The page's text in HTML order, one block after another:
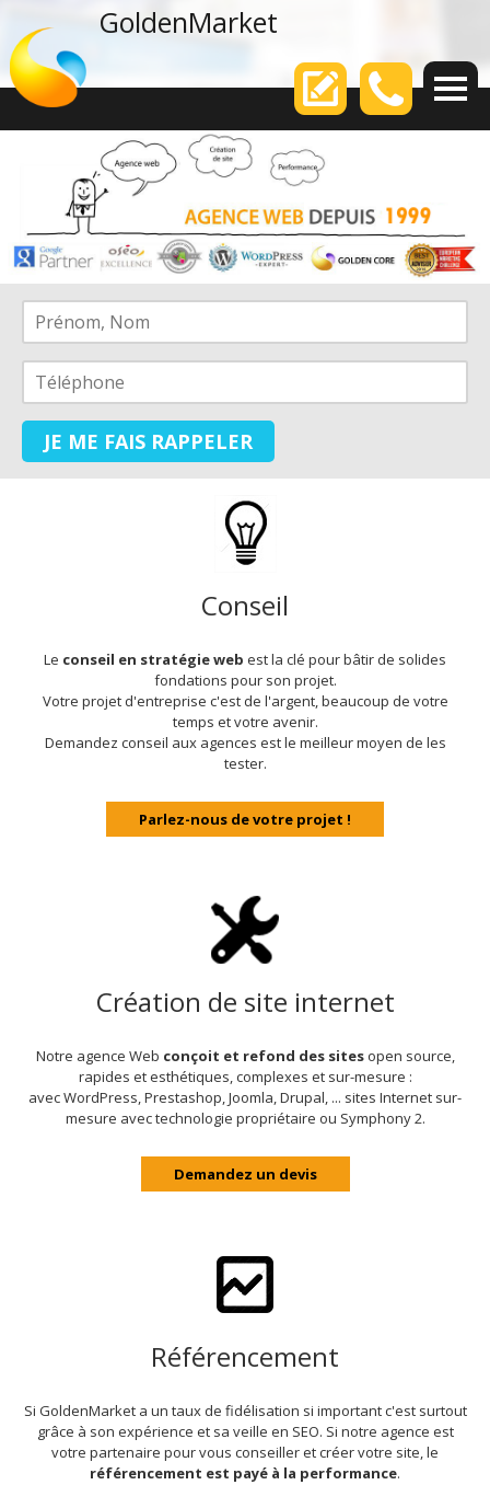
GoldenMarket
Votre
Conseil
Le conseil en stratégie web est la clé pour bâtir de solides
fondations pour son projet.
Votre projet d'entreprise c'est de l'argent, beaucoup de votre
temps et votre avenir.
Demandez conseil aux agences est le meilleur moyen de les
tester.
Parlez-nous de votre projet !
Création de site internet
Notre agence Web conçoit et refond des sitesopen source,
rapides et esthétiques, complexes et sur-mesure :
avec WordPress, Prestashop, Joomla, Drupal, ... sites Internet sur-
mesure avec technologie propriétaire ou Symphony 2.
Demandez un devis
Référencement
Si GoldenMarket a un taux de fidélisation si important c'est surtout
grâce à son expérience et sa veille en SEO. Si notre agence est
votre partenaire pour vous conseiller et créer votre site, le
référencement est payé à la performance.